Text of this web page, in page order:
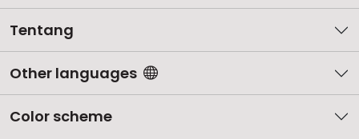
Tentang
Other languages
Color scheme